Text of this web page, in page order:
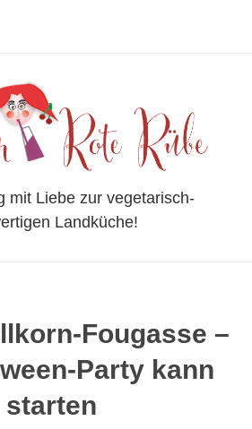
mit Liebe zur vegetarisch-
Landküche!
Fougasse –
Party kann
starten